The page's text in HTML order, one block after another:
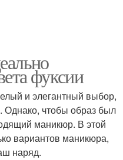
фуксии
и элегантный выбор,
Однако, чтобы образ был
маникюр. В этой
вариантов маникюра,
наряд.